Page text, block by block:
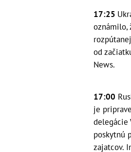
17:25
oznámilo,
od
News.
17:00
je
delegácie
poskytnú
zajatcov.